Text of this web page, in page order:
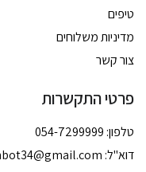
טיפים
מדיניות משלוחים
צור קשר
פרטי התקשרות
טלפון: 054-7299999
דוא''ל: